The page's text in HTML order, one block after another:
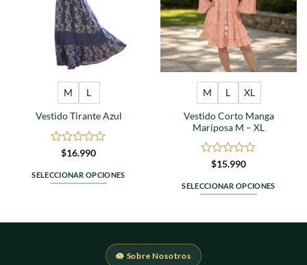
M L
Vestido Tirante Azul
Valorado
0
de
$16.990
SELECCIONAR OPCIONES
variantes.
M L XL
Vestido Corto Manga
Mariposa M – XL
Valorado
0
de
$15.990
SELECCIONAR OPCIONES
🪷 Sobre Nosotros